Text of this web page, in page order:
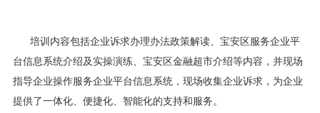
培训内容包括企业诉求办理办法政策解读、宝安区服务企业平
台信息系统介绍及实操演练、宝安区金融超市介绍等内容，并现场
指导企业操作服务企业平台信息系统，现场收集企业诉求，为企业
提供了一体化、便捷化、智能化的支持和服务。